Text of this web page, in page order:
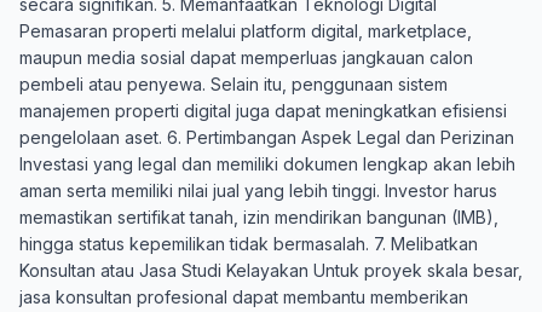
secara signifikan. 5. Memanfaatkan Teknologi Digital
Pemasaran properti melalui platform digital, marketplace,
maupun media sosial dapat memperluas jangkauan calon
pembeli atau penyewa. Selain itu, penggunaan sistem
manajemen properti digital juga dapat meningkatkan efisiensi
pengelolaan aset. 6. Pertimbangan Aspek Legal dan Perizinan
Investasi yang legal dan memiliki dokumen lengkap akan lebih
aman serta memiliki nilai jual yang lebih tinggi. Investor harus
memastikan sertifikat tanah, izin mendirikan bangunan (IMB),
hingga status kepemilikan tidak bermasalah. 7. Melibatkan
Konsultan atau Jasa Studi Kelayakan Untuk proyek skala besar,
jasa konsultan profesional dapat membantu memberikan